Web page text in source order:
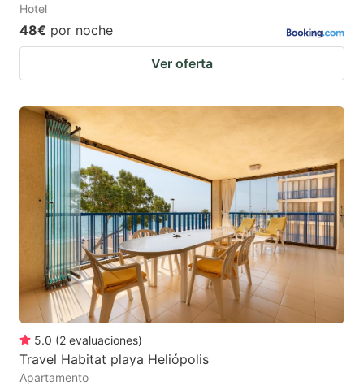
Hotel
48€ por noche
Ver oferta
5.0 (2 evaluaciones)
Travel Habitat playa Heliópolis
Apartamento